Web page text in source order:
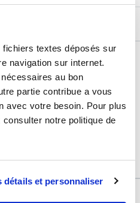
textes déposés sur
navigation sur internet.
au bon
partie contribue a vous
avec votre besoin. Pour plus
notre politique de
détails et personnaliser
Sélection P Pro
2 ans